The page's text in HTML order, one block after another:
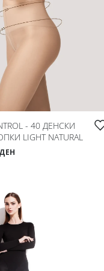
- 40 ДЕНСКИ
LIGHT NATURAL